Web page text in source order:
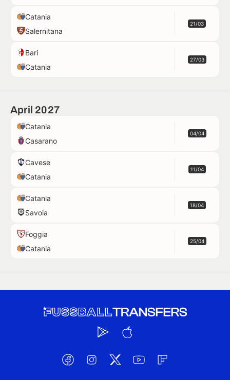
Catania
Salernitana
21/03
Bari
Catania
27/03
April 2027
Catania
Casarano
04/04
Cavese
Catania
11/04
Catania
Savoia
18/04
Foggia
Catania
25/04